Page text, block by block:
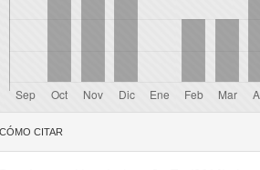
CÓMO CITAR